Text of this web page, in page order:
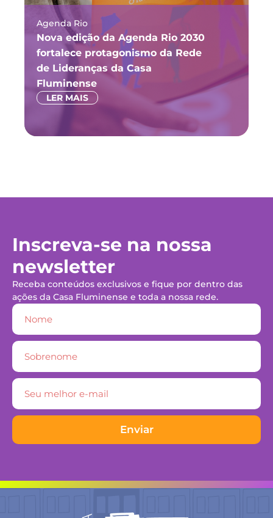
Agenda Rio
Nova edição da Agenda Rio 2030
fortalece protagonismo da Rede
de Lideranças da Casa
Fluminense
LER MAIS
Inscreva-se na nossa
newsletter
Receba conteúdos exclusivos e fique por dentro das
ações da Casa Fluminense e toda a nossa rede.
Enviar